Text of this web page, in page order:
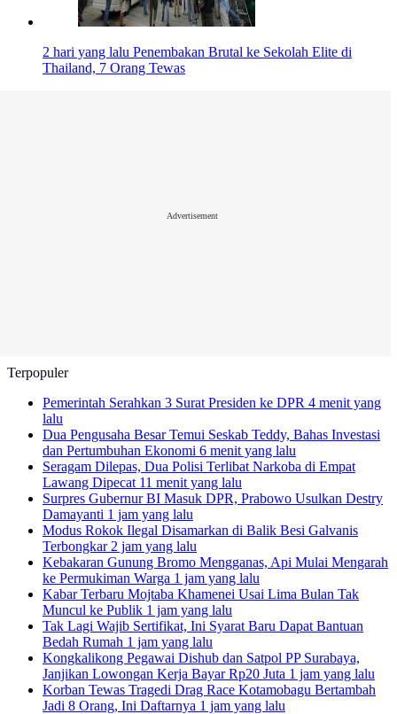
2 hari yang lalu Penembakan Brutal ke Sekolah Elite di
Thailand, 7 Orang Tewas
Advertisement
Terpopuler
Pemerintah Serahkan 3 Surat Presiden ke DPR 4 menit yang
lalu
Dua Pengusaha Besar Temui Seskab Teddy, Bahas Investasi
dan Pertumbuhan Ekonomi 6 menit yang lalu
Seragam Dilepas, Dua Polisi Terlibat Narkoba di Empat
Lawang Dipecat 11 menit yang lalu
Surpres Gubernur BI Masuk DPR, Prabowo Usulkan Destry
Damayanti 1 jam yang lalu
Modus Rokok Ilegal Disamarkan di Balik Besi Galvanis
Terbongkar 2 jam yang lalu
Kebakaran Gunung Bromo Mengganas, Api Mulai Mengarah
ke Permukiman Warga 1 jam yang lalu
Kabar Terbaru Mojtaba Khamenei Usai Lima Bulan Tak
Muncul ke Publik 1 jam yang lalu
Tak Lagi Wajib Sertifikat, Ini Syarat Baru Dapat Bantuan
Bedah Rumah 1 jam yang lalu
Kongkalikong Pegawai Dishub dan Satpol PP Surabaya,
Janjikan Lowongan Kerja Bayar Rp20 Juta 1 jam yang lalu
Korban Tewas Tragedi Drag Race Kotamobagu Bertambah
Jadi 8 Orang, Ini Daftarnya 1 jam yang lalu